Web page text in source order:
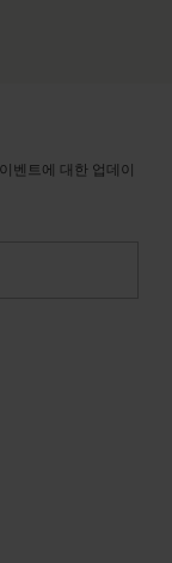
벤트에 대한 업데이
팅을 위해 본인의 개